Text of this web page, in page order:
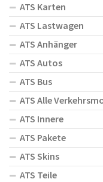
ATS Karten
ATS Lastwagen
ATS Anhänger
ATS Autos
ATS Bus
ATS Alle
ATS Innere
ATS Pakete
ATS Skins
ATS Teile